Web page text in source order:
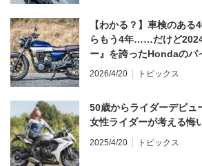
【わかる？】車検のあ
らもう4年……だけど
ー』を誇ったHondaのバ
う？
2026/4/20 トピックス
50歳からライダーデビュ
女性ライダーが考える悔
2025/4/20 トピックス